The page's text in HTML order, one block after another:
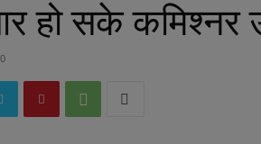
हो सके कमिश्नर